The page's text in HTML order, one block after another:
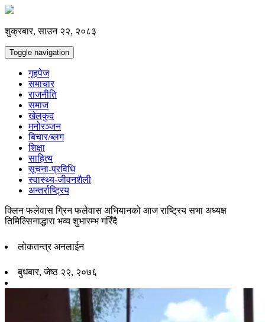
शुक्रबार, साउन २२, २०८३
Toggle navigation
गृहपेज
समाचार
राजनीति
समाज
खेलकुद
मनोरञ्जन
बिचार/ब्लग
शिक्षा
साहित्य
सूचना-प्रविधि
स्वास्थ्य-जीवनशैली
अन्तर्राष्ट्रिय
क्लिन फलेवास ग्रिन फलेवास अभियानको आज राष्ट्रिय सभा अध्यक्ष
तिमिल्सिनाद्धारा भव्य शुभारम्भ गरिँदै
लोकतन्त्र अनलाईन
बुधबार, जेष्ठ २२, २०७६